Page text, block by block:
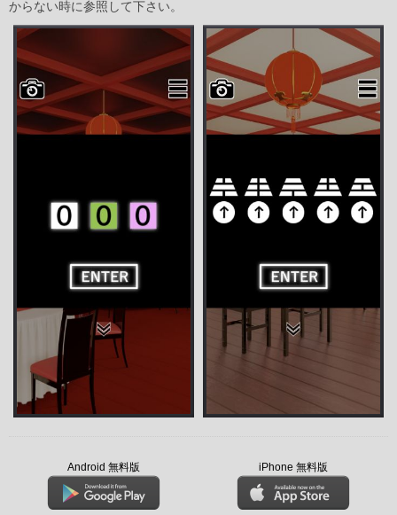
からない時に参照して下さい。
Android 無料版 iPhone 無料版